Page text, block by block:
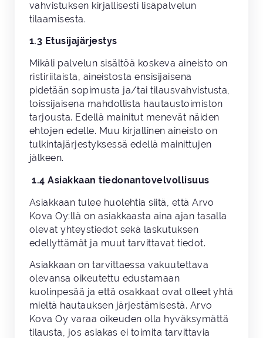
vahvistuksen kirjallisesti lisäpalvelun
tilaamisesta.
1.3 Etusijajärjestys
Mikäli palvelun sisältöä koskeva aineisto on
ristiriitaista, aineistosta ensisijaisena
pidetään sopimusta ja/tai tilausvahvistusta,
toissijaisena mahdollista hautaustoimiston
tarjousta. Edellä mainitut menevät näiden
ehtojen edelle. Muu kirjallinen aineisto on
tulkintajärjestyksessä edellä mainittujen
jälkeen.
1.4 Asiakkaan tiedonantovelvollisuus
Asiakkaan tulee huolehtia siitä, että Arvo
Kova Oy:llä on asiakkaasta aina ajan tasalla
olevat yhteystiedot sekä laskutuksen
edellyttämät ja muut tarvittavat tiedot.
Asiakkaan on tarvittaessa vakuutettava
olevansa oikeutettu edustamaan
kuolinpesää ja että osakkaat ovat olleet yhtä
mieltä hautauksen järjestämisestä. Arvo
Kova Oy varaa oikeuden olla hyväksymättä
tilausta, jos asiakas ei toimita tarvittavia